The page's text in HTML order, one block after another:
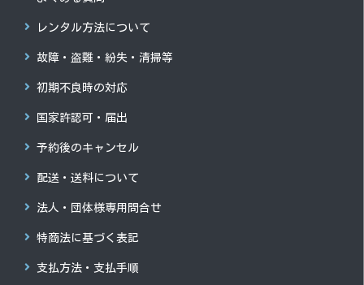
レンタル方法について
故障・盗難・紛失・清掃等
初期不良時の対応
国家許認可・届出
予約後のキャンセル
配送・送料について
法人・団体様専用問合せ
特商法に基づく表記
支払方法・支払手順